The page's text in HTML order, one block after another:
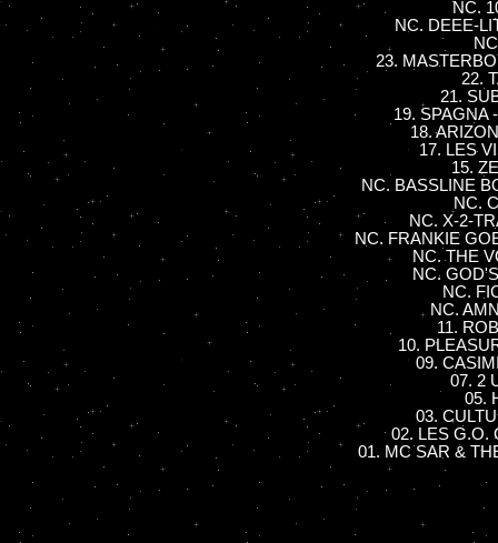
NC.
NC. DEEE-
23.
22.
21.
19. SPAGNA
18.
17. LES
15.
NC. BASSLINE
NC.
NC. X-2-
NC. FRANKIE
NC. THE
NC.
NC.
NC.
11.
10.
09.
07. 2
05.
03.
02. LES G.O.
01. MC SAR &